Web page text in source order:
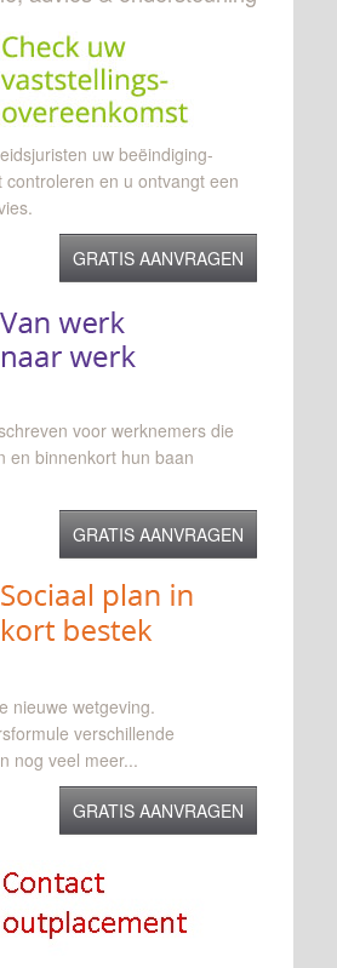
uw beëindiging-
controleren en u ontvangt een
GRATIS AANVRAGEN
voor werknemers die
en binnenkort hun baan
GRATIS AANVRAGEN
nieuwe wetgeving.
verschillende
nog veel meer...
GRATIS AANVRAGEN